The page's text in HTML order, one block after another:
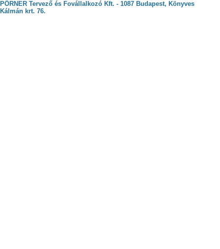
PÖRNER Tervező és Fovállalkozó Kft. - 1087 Budapest, Könyves
Kálmán krt. 76.